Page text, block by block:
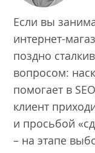
Если вы
интернет-
поздно
вопросом:
помогает в
клиент
и просьбой
– на этапе